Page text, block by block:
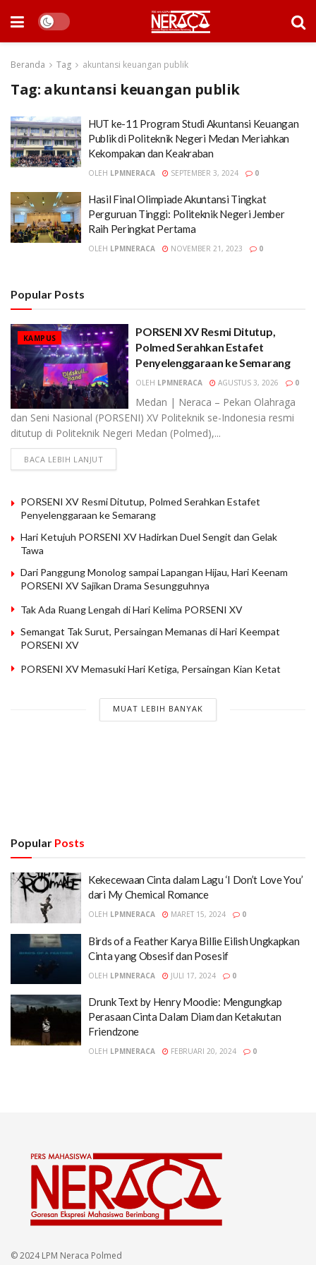
Beranda Tag akuntansi keuangan publik
Tag: akuntansi keuangan publik
HUT ke-11 Program Studi Akuntansi Keuangan
Publik di Politeknik Negeri Medan Meriahkan
Kekompakan dan Keakraban
OLEH LPMNERACA SEPTEMBER 3, 2024 0
Hasil Final Olimpiade Akuntansi Tingkat
Perguruan Tinggi: Politeknik Negeri Jember
Raih Peringkat Pertama
OLEH LPMNERACA NOVEMBER 21, 2023 0
Popular Posts
KAMPUS
PORSENI XV Resmi Ditutup,
Polmed Serahkan Estafet
Penyelenggaraan ke Semarang
OLEH LPMNERACA AGUSTUS 3, 2026 0
Medan | Neraca – Pekan Olahraga
dan Seni Nasional (PORSENI) XV Politeknik se-Indonesia resmi
ditutup di Politeknik Negeri Medan (Polmed),...
BACA LEBIH LANJUT
PORSENI XV Resmi Ditutup, Polmed Serahkan Estafet
Penyelenggaraan ke Semarang
Hari Ketujuh PORSENI XV Hadirkan Duel Sengit dan Gelak
Tawa
Dari Panggung Monolog sampai Lapangan Hijau, Hari Keenam
PORSENI XV Sajikan Drama Sesungguhnya
Tak Ada Ruang Lengah di Hari Kelima PORSENI XV
Semangat Tak Surut, Persaingan Memanas di Hari Keempat
PORSENI XV
PORSENI XV Memasuki Hari Ketiga, Persaingan Kian Ketat
MUAT LEBIH BANYAK
Popular Posts
Kekecewaan Cinta dalam Lagu ‘I Don’t Love You’
dari My Chemical Romance
OLEH LPMNERACA MARET 15, 2024 0
Birds of a Feather Karya Billie Eilish Ungkapkan
Cinta yang Obsesif dan Posesif
OLEH LPMNERACA JULI 17, 2024 0
Drunk Text by Henry Moodie: Mengungkap
Perasaan Cinta Dalam Diam dan Ketakutan
Friendzone
OLEH LPMNERACA FEBRUARI 20, 2024 0
© 2024 LPM Neraca Polmed